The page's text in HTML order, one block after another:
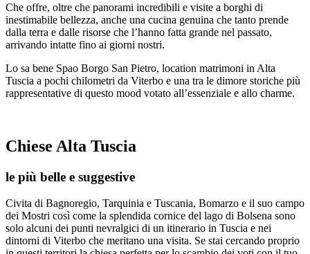
Che offre, oltre che panorami incredibili e visite a borghi di
inestimabile bellezza, anche una cucina genuina che tanto prende
dalla terra e dalle risorse che l’hanno fatta grande nel passato,
arrivando intatte fino ai giorni nostri.
Lo sa bene Spao Borgo San Pietro, location matrimoni in Alta
Tuscia a pochi chilometri da Viterbo e una tra le dimore storiche più
rappresentative di questo mood votato all’essenziale e allo charme.
Chiese Alta Tuscia
le più belle e suggestive
Civita di Bagnoregio, Tarquinia e Tuscania, Bomarzo e il suo campo
dei Mostri così come la splendida cornice del lago di Bolsena sono
solo alcuni dei punti nevralgici di un itinerario in Tuscia e nei
dintorni di Viterbo che meritano una visita. Se stai cercando proprio